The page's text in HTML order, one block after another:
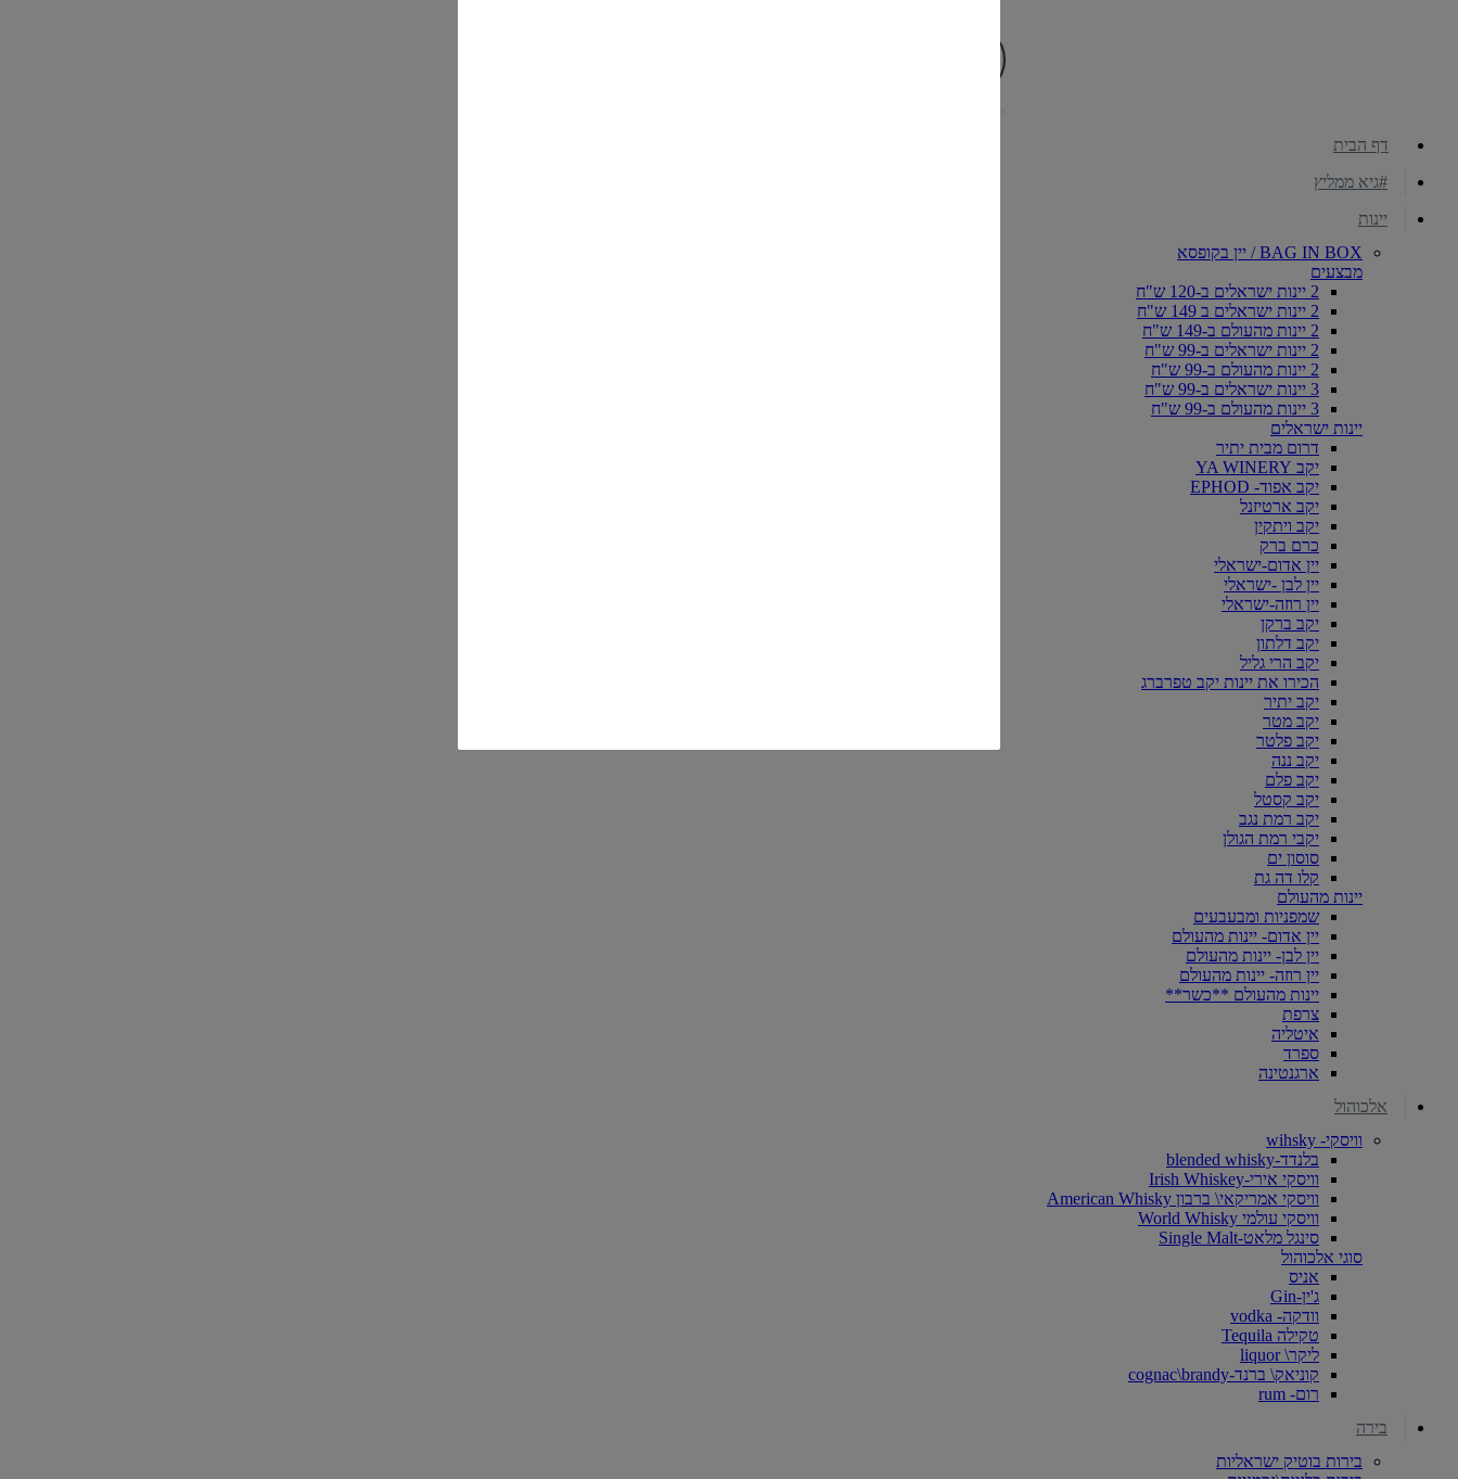
דף הבית
#גיא ממליץ
יינות
BAG IN BOX / יין בקופסא
מבצעים
2 יינות ישראלים ב-120 ש"ח
2 יינות ישראלים ב 149 ש"ח
2 יינות מהעולם ב-149 ש"ח
2 יינות ישראלים ב-99 ש"ח
2 יינות מהעולם ב-99 ש"ח
3 יינות ישראלים ב-99 ש"ח
3 יינות מהעולם ב-99 ש"ח
יינות ישראלים
דרום מבית יתיר
יקב YA WINERY
יקב אפוד- EPHOD
יקב ארטיזנל
יקב ויתקין
כרם ברק
יין אדום-ישראלי
יין לבן -ישראלי
יין רוזה-ישראלי
יקב ברקן
יקב דלתון
יקב הרי גליל
הכירו את יינות יקב טפרברג
יקב יתיר
יקב מטר
יקב פלטר
יקב ננה
יקב פלם
יקב קסטל
יקב רמת נגב
יקבי רמת הגולן
סוסון ים
קלו דה גת
יינות מהעולם
שמפניות ומבעבעים
יין אדום- יינות מהעולם
יין לבן- יינות מהעולם
יין רוזה- יינות מהעולם
יינות מהעולם **כשר**
צרפת
איטליה
ספרד
ארגנטינה
אלכוהול
וויסקי- wihsky
בלנדד-blended whisky
וויסקי אירי-Irish Whiskey
וויסקי אמריקאי\ ברבון American Whisky
וויסקי עולמי World Whisky
סינגל מלאט-Single Malt
סוגי אלכוהול
אניס
ג'ין-Gin
וודקה- vodka
טקילה Tequila
ליקר\ liquor
קוניאק\ ברנד-cognac\brandy
רום- rum
בירה
בירות בוטיק ישראליות